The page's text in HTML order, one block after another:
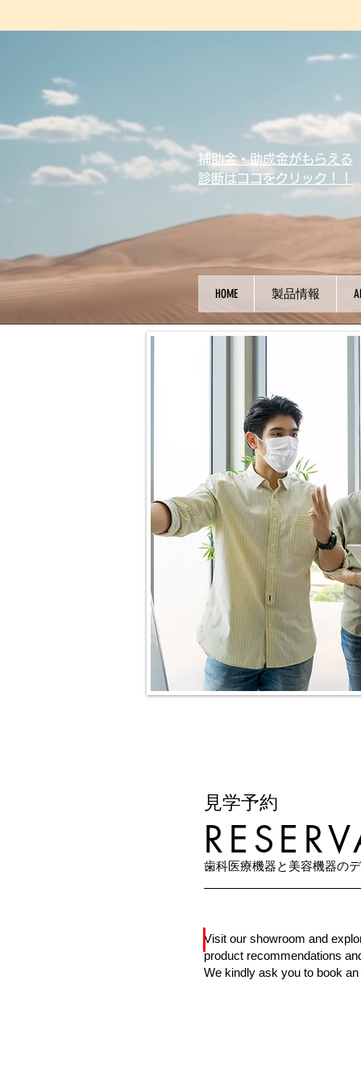
​補助金・助成金がもらえる
診断はココをクリック！！
HOME 製品情報
​見学予約
歯科医療機器と美容機器の
Visit our showroom and
product recommendations
We kindly ask you to book